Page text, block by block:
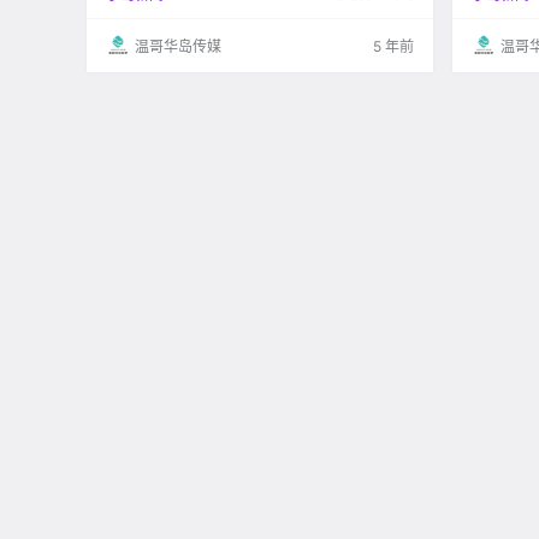
以继夜不停歇地开发产品和项目，来.
温哥华岛传媒 5 年前 温哥